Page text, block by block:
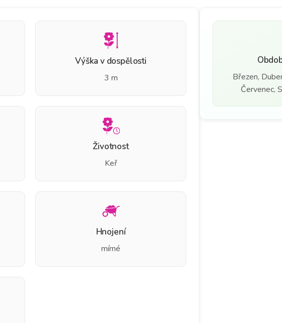
Výška v dospělosti
3 m
Životnost
Keř
Hnojení
mírné
Březen,
Červenec,